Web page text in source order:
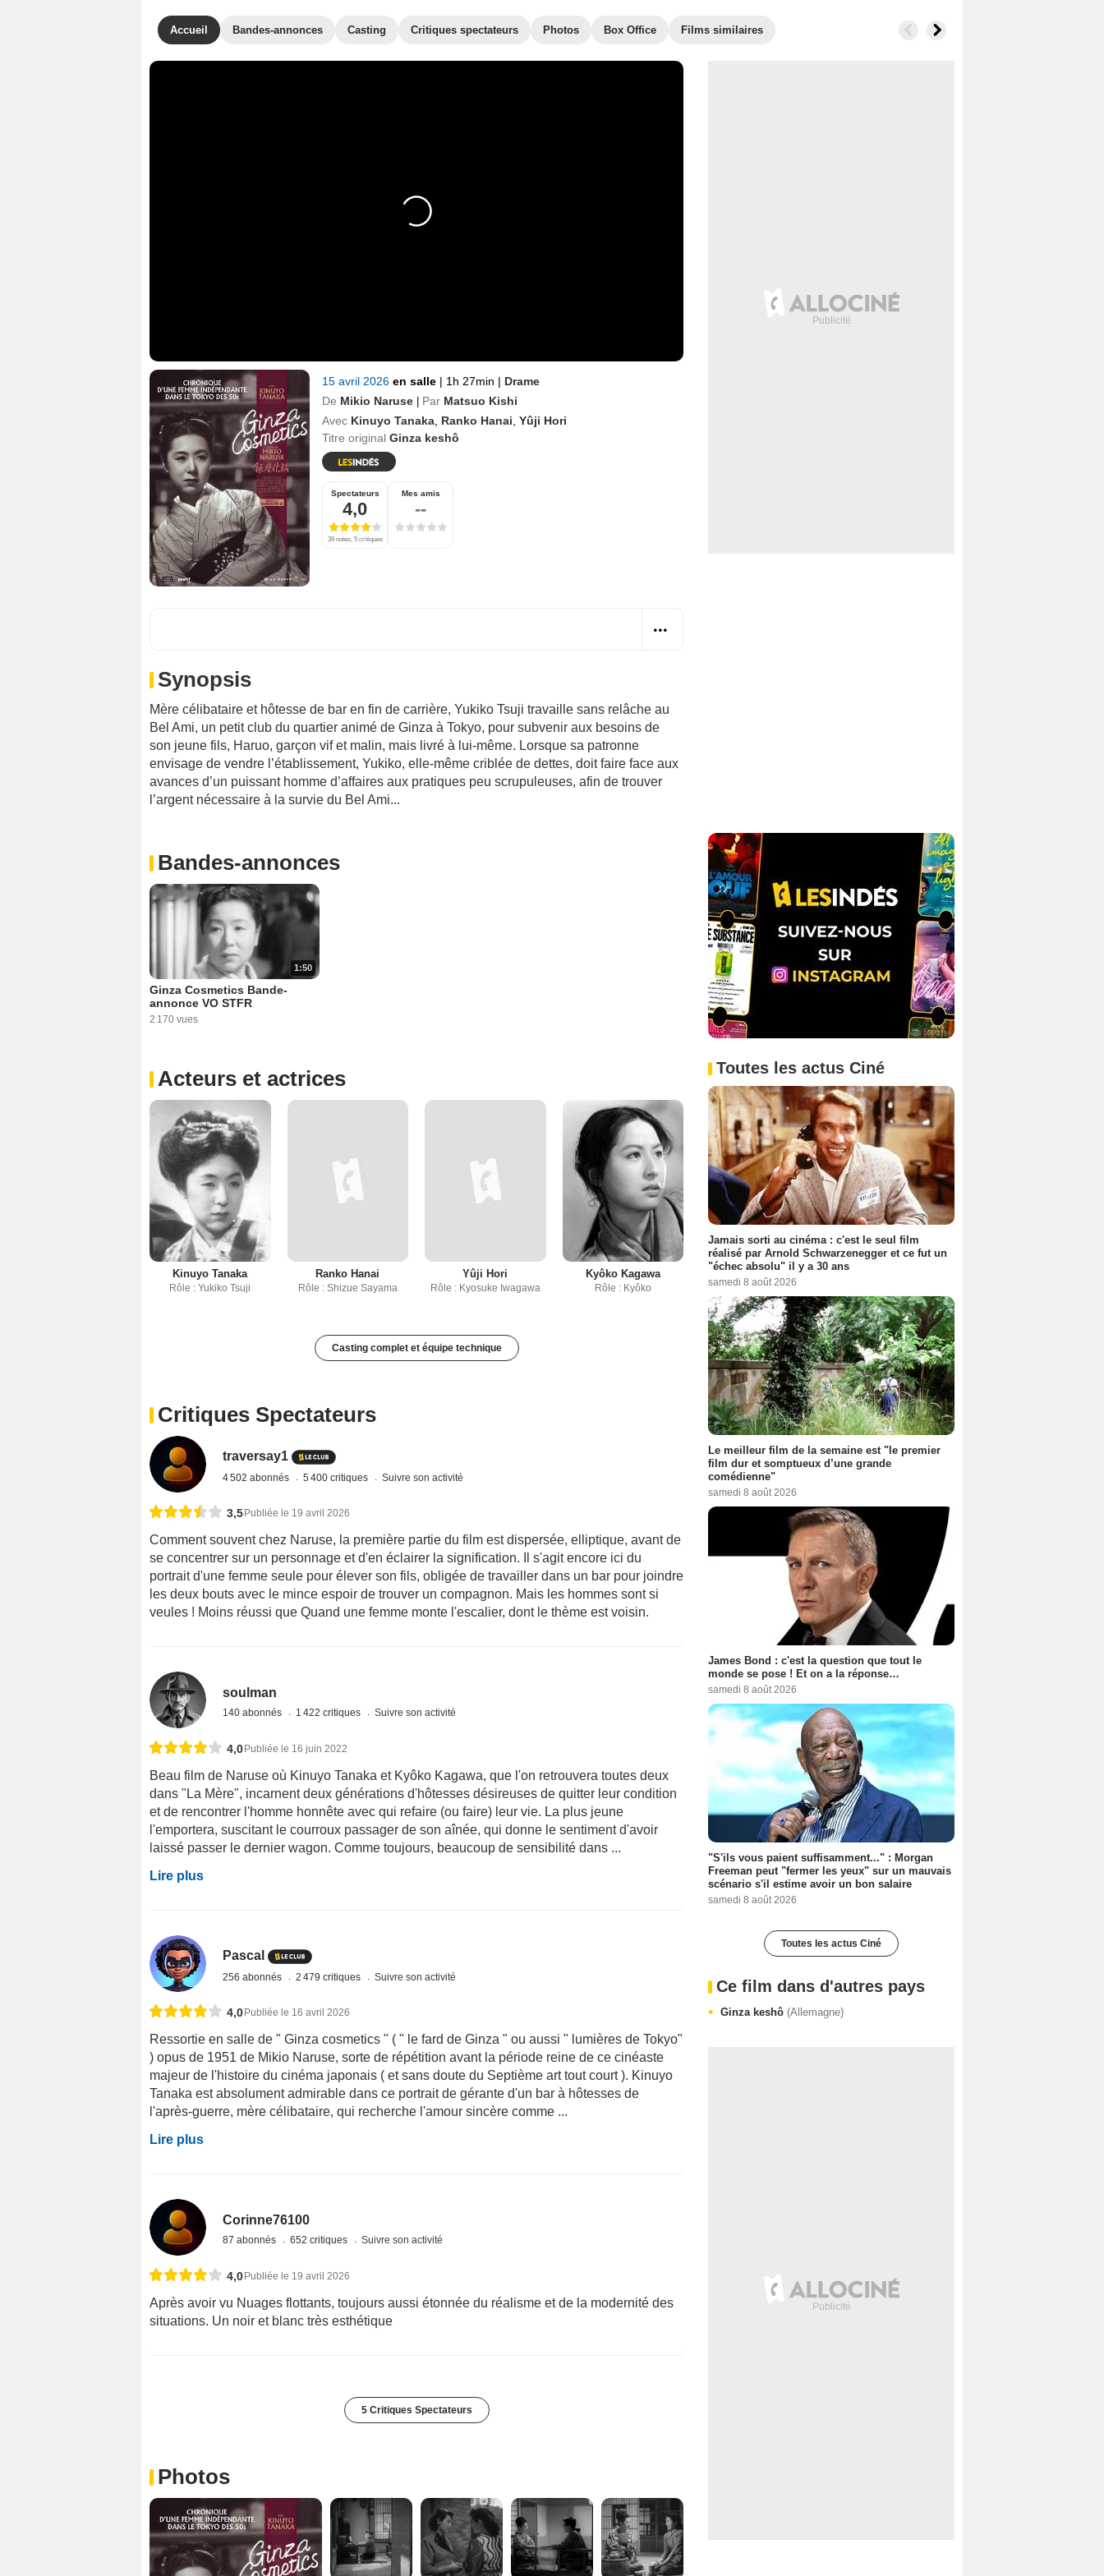
Accueil Bandes-annonces Casting Critiques spectateurs Photos Box Office Films similaires
15 avril 2026 en salle | 1h 27min | Drame
De Mikio Naruse | Par Matsuo Kishi
Avec Kinuyo Tanaka Ranko Hanai Yûji Hori
Titre original Ginza keshô
Spectateurs
4,0
39 notes, 5 critiques
Mes amis
--
Synopsis
Mère célibataire et hôtesse de bar en fin de carrière, Yukiko Tsuji travaille sans relâche au
Bel Ami, un petit club du quartier animé de Ginza à Tokyo, pour subvenir aux besoins de
son jeune fils, Haruo, garçon vif et malin, mais livré à lui-même. Lorsque sa patronne
envisage de vendre l’établissement, Yukiko, elle-même criblée de dettes, doit faire face aux
avances d’un puissant homme d’affaires aux pratiques peu scrupuleuses, afin de trouver
l’argent nécessaire à la survie du Bel Ami...
Bandes-annonces
1:50
Ginza Cosmetics Bande-
annonce VO STFR
2 170 vues
Acteurs et actrices
Kinuyo Tanaka
Rôle : Yukiko Tsuji
Ranko Hanai
Rôle : Shizue Sayama
Yûji Hori
Rôle : Kyosuke Iwagawa
Kyôko Kagawa
Rôle : Kyôko
Casting complet et équipe technique
Critiques Spectateurs
traversay1
4 502 abonnés 5 400 critiques Suivre son activité
3,5Publiée le 19 avril 2026
Comment souvent chez Naruse, la première partie du film est dispersée, elliptique, avant de
se concentrer sur un personnage et d'en éclairer la signification. Il s'agit encore ici du
portrait d'une femme seule pour élever son fils, obligée de travailler dans un bar pour joindre
les deux bouts avec le mince espoir de trouver un compagnon. Mais les hommes sont si
veules ! Moins réussi que Quand une femme monte l'escalier, dont le thème est voisin.
soulman
140 abonnés 1 422 critiques Suivre son activité
4,0Publiée le 16 juin 2022
Beau film de Naruse où Kinuyo Tanaka et Kyôko Kagawa, que l'on retrouvera toutes deux
dans "La Mère", incarnent deux générations d'hôtesses désireuses de quitter leur condition
et de rencontrer l'homme honnête avec qui refaire (ou faire) leur vie. La plus jeune
l'emportera, suscitant le courroux passager de son aînée, qui donne le sentiment d'avoir
laissé passer le dernier wagon. Comme toujours, beaucoup de sensibilité dans ...
Lire plus
Pascal
256 abonnés 2 479 critiques Suivre son activité
4,0Publiée le 16 avril 2026
Ressortie en salle de " Ginza cosmetics " ( " le fard de Ginza " ou aussi " lumières de Tokyo"
) opus de 1951 de Mikio Naruse, sorte de répétition avant la période reine de ce cinéaste
majeur de l'histoire du cinéma japonais ( et sans doute du Septième art tout court ). Kinuyo
Tanaka est absolument admirable dans ce portrait de gérante d'un bar à hôtesses de
l'après-guerre, mère célibataire, qui recherche l'amour sincère comme ...
Lire plus
Corinne76100
87 abonnés 652 critiques Suivre son activité
4,0Publiée le 19 avril 2026
Après avoir vu Nuages flottants, toujours aussi étonnée du réalisme et de la modernité des
situations. Un noir et blanc très esthétique
5 Critiques Spectateurs
Photos
Toutes les actus Ciné
Jamais sorti au cinéma : c'est le seul film
réalisé par Arnold Schwarzenegger et ce fut un
"échec absolu" il y a 30 ans
samedi 8 août 2026
Le meilleur film de la semaine est "le premier
film dur et somptueux d’une grande
comédienne"
samedi 8 août 2026
James Bond : c'est la question que tout le
monde se pose ! Et on a la réponse…
samedi 8 août 2026
"S'ils vous paient suffisamment..." : Morgan
Freeman peut "fermer les yeux" sur un mauvais
scénario s'il estime avoir un bon salaire
samedi 8 août 2026
Toutes les actus Ciné
Ce film dans d'autres pays
Ginza keshô (Allemagne)